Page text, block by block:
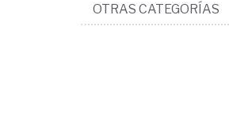
OTRAS CATEGORÍAS